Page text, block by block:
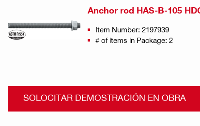
Anchor rod HAS-B-105
Item Number: 2197939
# of items in Package: 2
SOLOCITAR DEMOSTRACIÓN EN OBRA